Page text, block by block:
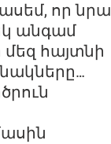
որ նրա
անգամ
հայտնի